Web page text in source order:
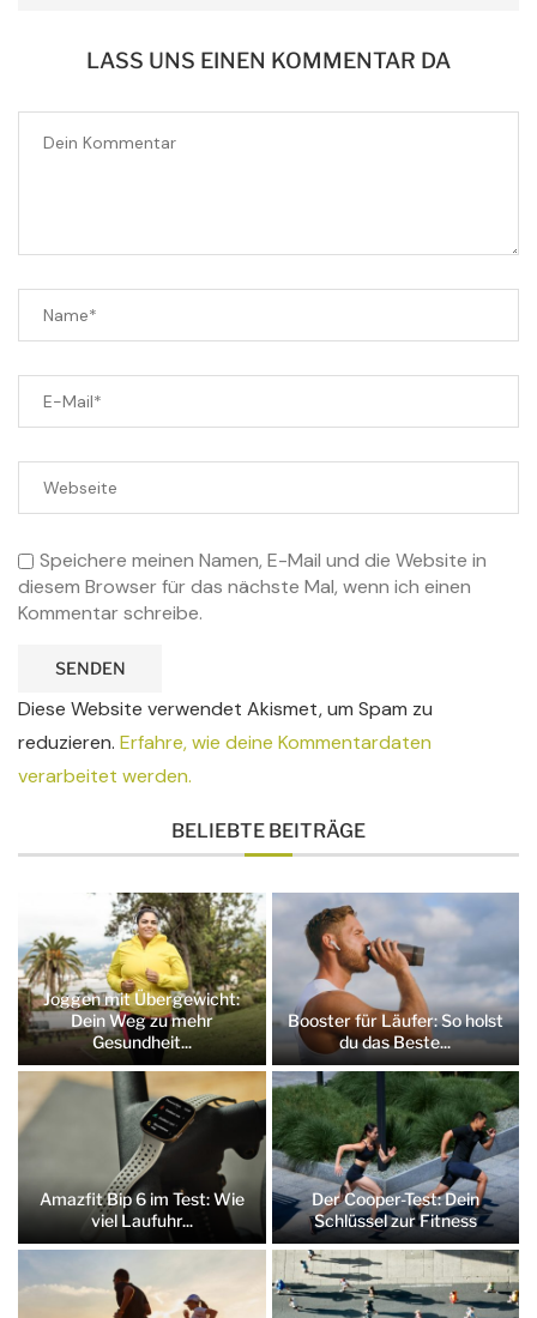
LASS UNS EINEN KOMMENTAR DA
Speichere meinen Namen, E-Mail und die Website in
diesem Browser für das nächste Mal, wenn ich einen
Kommentar schreibe.
Diese Website verwendet Akismet, um Spam zu
reduzieren. Erfahre, wie deine Kommentardaten
verarbeitet werden.
BELIEBTE BEITRÄGE
Joggen mit Übergewicht:
Dein Weg zu mehr
Gesundheit...
Booster für Läufer: So holst
du das Beste...
Amazfit Bip 6 im Test: Wie
viel Laufuhr...
Der Cooper-Test: Dein
Schlüssel zur Fitness